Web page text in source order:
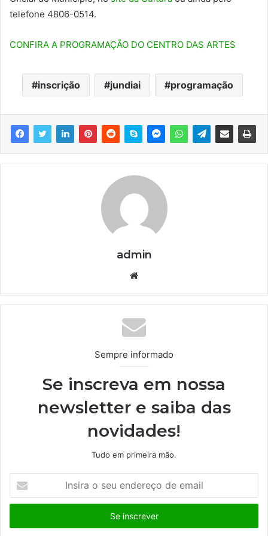
telefone 4806-0514.
CONFIRA A PROGRAMAÇÃO DO CENTRO DAS ARTES
inscrição jundiai programação
admin
te
Sempre informado
Se inscreva em nossa
newsletter e saiba das
novidades!
Tudo em primeira mão.
s
r